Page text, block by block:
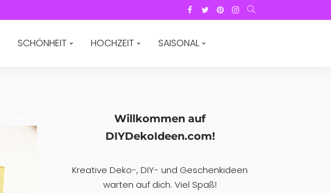
SCHÖNHEIT HOCHZEIT SAISONAL
Willkommen auf
DIYDekoIdeen.com!
Kreative Deko-, DIY- und Geschenkideen
warten auf dich. Viel Spaß!